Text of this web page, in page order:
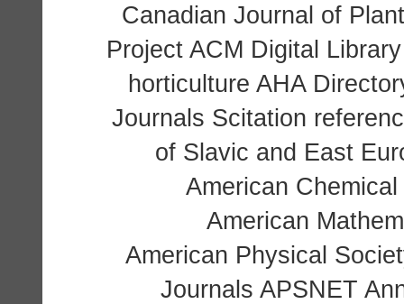
Canadian Journal of
Project ACM Digital
horticulture AHA
Journals Scitation
of Slavic and East
American
American
American Physical
Journals APSNET